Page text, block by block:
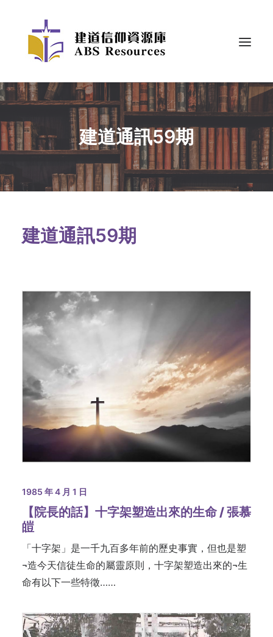
建道通訊59期
建道通訊59期
1985 年 4 月 1 日
【院長的話】十字架塑造出來的生命 / 張慕
皚
「十字架」是一千九百多年前的歷史事實，但也是塑
¬造今天信徒生命的屬靈原則，十字架塑造出來的¬生
命有以下一些特徵……